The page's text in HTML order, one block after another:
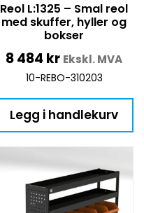
Reol L:1325 – Smal reol
med skuffer, hyller og
bokser
8 484 kr Ekskl. MVA
10-REBO-310203
Legg i handlekurv